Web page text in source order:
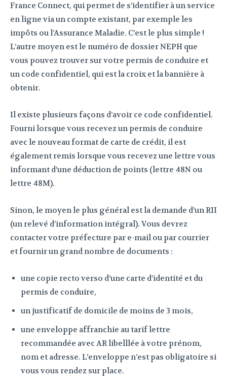
France Connect, qui permet de s’identifier à un service
en ligne via un compte existant, par exemple les
impôts ou l’Assurance Maladie. C’est le plus simple !
L’autre moyen est le numéro de dossier NEPH que
vous pouvez trouver sur votre permis de conduire et
un code confidentiel, qui est la croix et la bannière à
obtenir.
Il existe plusieurs façons d’avoir ce code confidentiel.
Fourni lorsque vous recevez un permis de conduire
avec le nouveau format de carte de crédit, il est
également remis lorsque vous recevez une lettre vous
informant d’une déduction de points (lettre 48N ou
lettre 48M).
Sinon, le moyen le plus général est la demande d’un RII
(un relevé d’information intégral). Vous devrez
contacter votre préfecture par e-mail ou par courrier
et fournir un grand nombre de documents :
une copie recto verso d’une carte d’identité et du
permis de conduire,
un justificatif de domicile de moins de 3 mois,
une enveloppe affranchie au tarif lettre
recommandée avec AR libelllée à votre prénom,
nom et adresse. L’enveloppe n’est pas obligatoire si
vous vous rendez sur place.